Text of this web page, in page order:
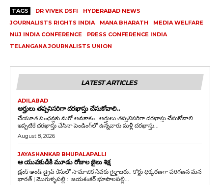
TAGS DR VIVEK DSFI
HYDERABAD NEWS
JOURNALISTS RIGHTS INDIA
MANA BHARATH
MEDIA WELFARE
NUJ INDIA CONFERENCE
PRESS CONFERENCE INDIA
TELANGANA JOURNALISTS UNION
LATEST ARTICLES
ADILABAD
అర్హులు తప్పనిసరిగా దరఖాస్తు చేసుకోవాలి..
చేయూత పింఛన్లకు మరో అవకాశం.. అర్హులు తప్పనిసరిగా దరఖాస్తు చేసుకోవాలి
ఇప్పటికే దరఖాస్తు చేసినా పెండింగ్‌లో ఉన్నవారు మళ్లీ దరఖాస్తు...
August 8, 2026
JAYASHANKAR BHUPALAPALLI
ఆ యువకుడికి మూడు రోజుల జైలు శిక్ష
డ్రంక్‌ అండ్‌ డ్రైవ్‌ కేసులో సామాజిక సేవకు గైర్హాజరు.. కోర్టు ధిక్కరణగా పరిగణన మన
భారత్ | మొగుళ్ళపల్లి : జయశంకర్ భూపాలపల్లి...